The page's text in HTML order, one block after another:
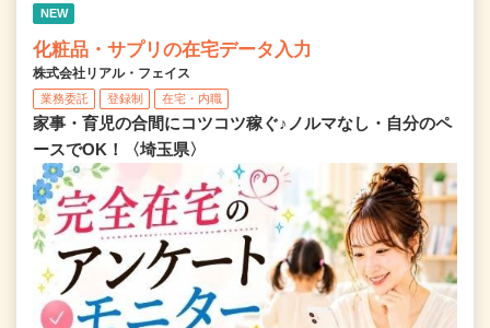
NEW
化粧品・サプリの在宅データ入力
株式会社リアル・フェイス
業務委託 登録制 在宅・内職
家事・育児の合間にコツコツ稼ぐ♪ノルマなし・自分のペ
ースでOK！〈埼玉県〉